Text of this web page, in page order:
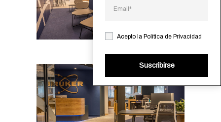
Acepto la Política de Privacidad
Suscribirse